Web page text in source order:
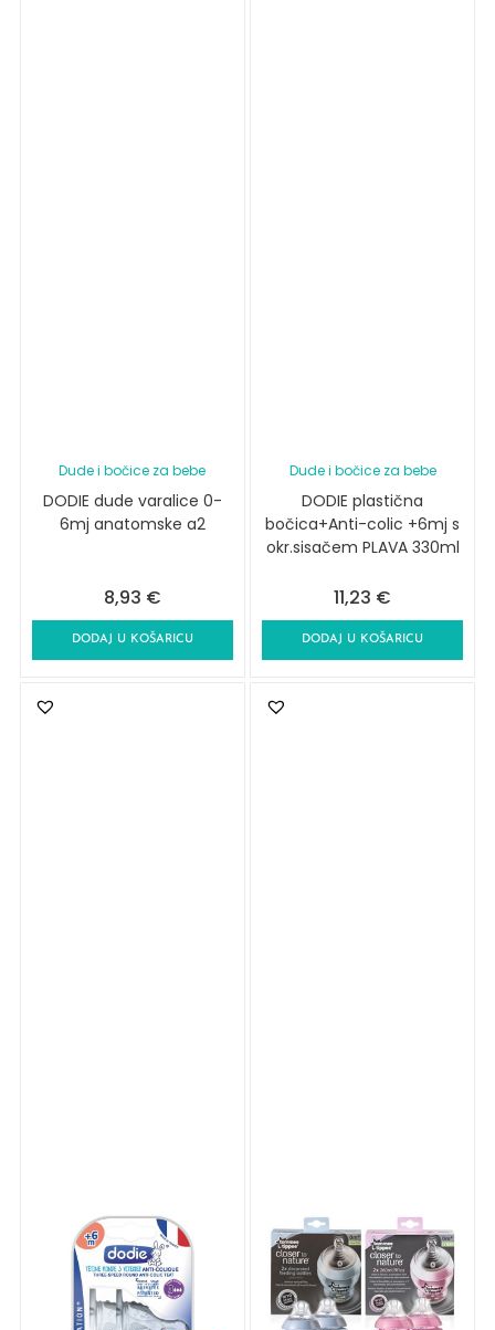
Dude i bočice za bebe
DODIE dude varalice 0-
6mj anatomske a2
8,93 €
DODAJ U KOŠARICU
Dude i bočice za bebe
DODIE plastična
bočica+Anti-colic +6mj s
okr.sisačem PLAVA 330ml
11,23 €
DODAJ U KOŠARICU